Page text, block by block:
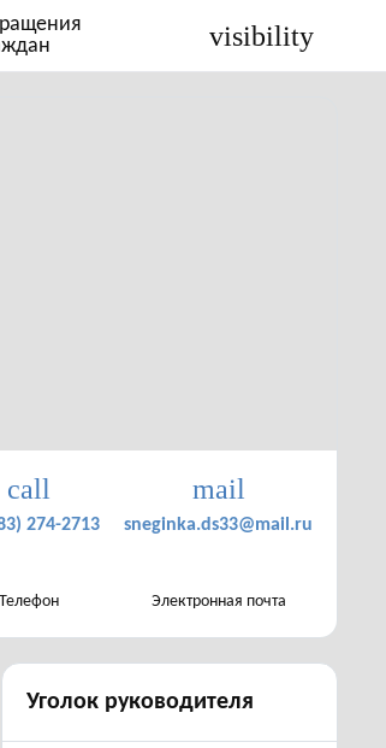
visibility
call
274-2713
Телефон
mail
sneginka.ds33@mail.ru
Электронная почта
Уголок руководителя